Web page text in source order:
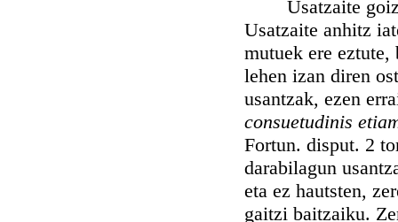
Usatzaite
Usatzaite anhitz
mutuek ere eztute,
lehen izan diren
usantzak, ezen
consuetudinis
Fortun. disput. 2
darabilagun
eta ez hautsten,
gaitzi baitzaiku.